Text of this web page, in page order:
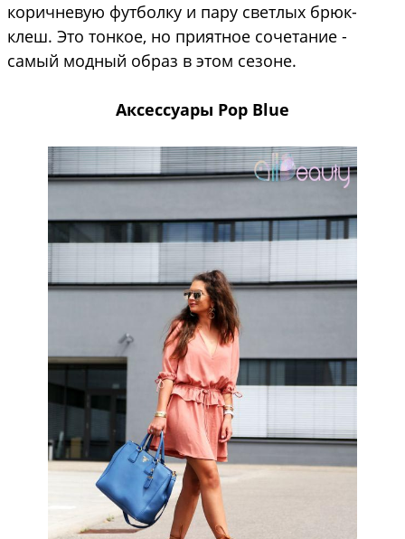
коричневую футболку и пару светлых брюк-
клеш. Это тонкое, но приятное сочетание -
самый модный образ в этом сезоне.
Аксессуары Pop Blue